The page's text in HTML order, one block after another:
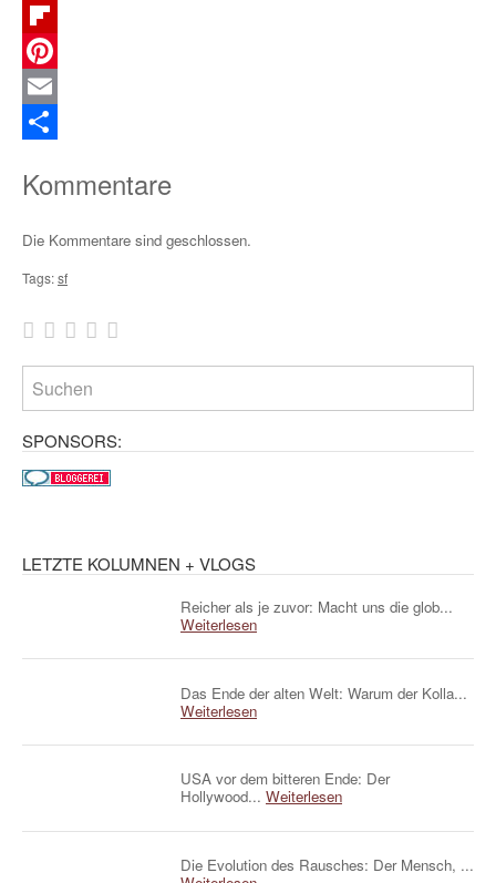
Telegram
Flipboard
Pinterest
Email
Kommentare
Die Kommentare sind geschlossen.
Tags:sf
SPONSORS:
LETZTE KOLUMNEN + VLOGS
Reicher als je zuvor: Macht uns die glob...
Weiterlesen
Das Ende der alten Welt: Warum der Kolla...
Weiterlesen
USA vor dem bitteren Ende: Der
Hollywood... Weiterlesen
Die Evolution des Rausches: Der Mensch, ...